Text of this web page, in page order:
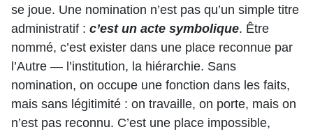
se joue. Une nomination n’est pas qu’un simple titre
administratif : c’est un acte symbolique. Être
nommé, c’est exister dans une place reconnue par
l’Autre — l’institution, la hiérarchie. Sans
nomination, on occupe une fonction dans les faits,
mais sans légitimité : on travaille, on porte, mais on
n’est pas reconnu. C’est une place impossible,